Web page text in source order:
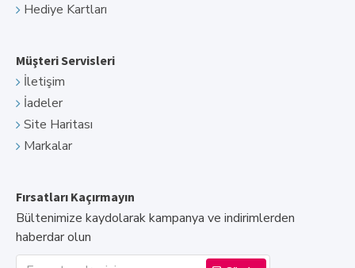
Antenler
Depolama Sıcaklığı
Sürücü/Driver:https://wavlink.com.tr/wl-wn572he4-
Hediye Kartları
Müşteri Servisleri
İletişim
İadeler
Site Haritası
Markalar
Fırsatları Kaçırmayın
Bültenimize kaydolarak kampanya ve indirimlerden
haberdar olun